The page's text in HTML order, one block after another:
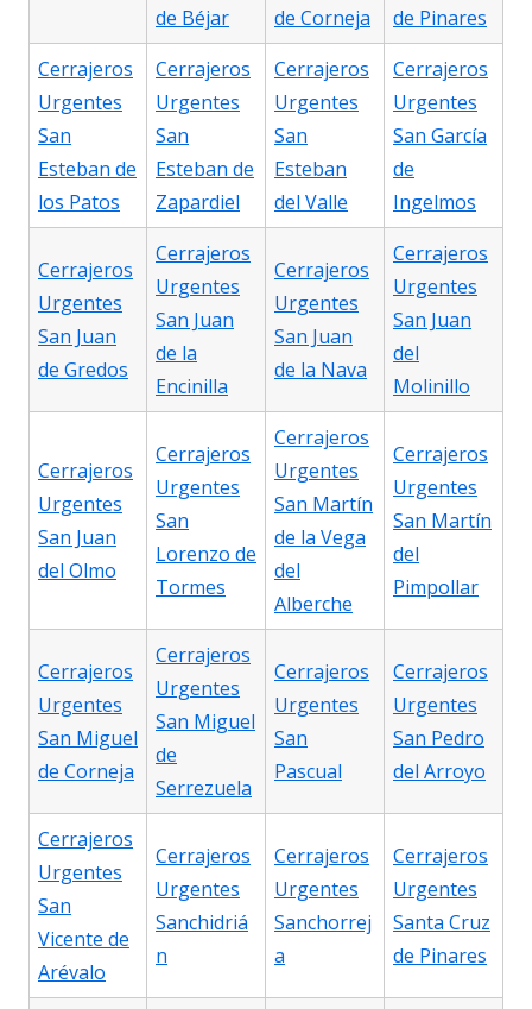
de Béjar
de Corneja
de Pinares
Cerrajeros
Urgentes
San
Esteban de
los Patos
Cerrajeros
Urgentes
San
Esteban de
Zapardiel
Cerrajeros
Urgentes
San
Esteban
del Valle
Cerrajeros
Urgentes
San García
de
Ingelmos
Cerrajeros
Urgentes
San Juan
de Gredos
Cerrajeros
Urgentes
San Juan
de la
Encinilla
Cerrajeros
Urgentes
San Juan
de la Nava
Cerrajeros
Urgentes
San Juan
del
Molinillo
Cerrajeros
Urgentes
San Juan
del Olmo
Cerrajeros
Urgentes
San
Lorenzo de
Tormes
Cerrajeros
Urgentes
San Martín
de la Vega
del
Alberche
Cerrajeros
Urgentes
San Martín
del
Pimpollar
Cerrajeros
Urgentes
San Miguel
de Corneja
Cerrajeros
Urgentes
San Miguel
de
Serrezuela
Cerrajeros
Urgentes
San
Pascual
Cerrajeros
Urgentes
San Pedro
del Arroyo
Cerrajeros
Urgentes
San
Vicente de
Arévalo
Cerrajeros
Urgentes
Sanchidriá
n
Cerrajeros
Urgentes
Sanchorrej
a
Cerrajeros
Urgentes
Santa Cruz
de Pinares